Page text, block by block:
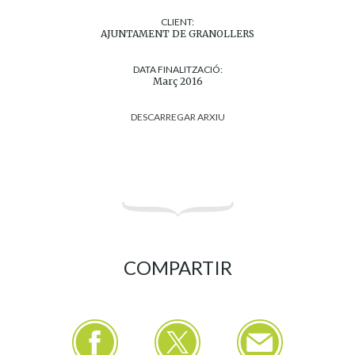
CLIENT:
AJUNTAMENT DE GRANOLLERS
DATA FINALITZACIÓ:
Març 2016
DESCARREGAR ARXIU
COMPARTIR